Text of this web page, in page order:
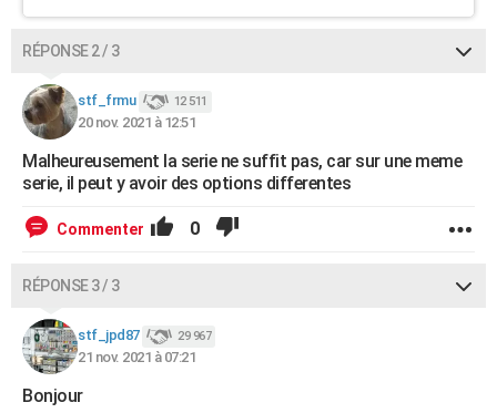
RÉPONSE 2 / 3
stf_frmu 12 511
20 nov. 2021 à 12:51
Malheureusement la serie ne suffit pas, car sur une meme
serie, il peut y avoir des options differentes
Commenter 0
RÉPONSE 3 / 3
stf_jpd87 29 967
21 nov. 2021 à 07:21
Bonjour